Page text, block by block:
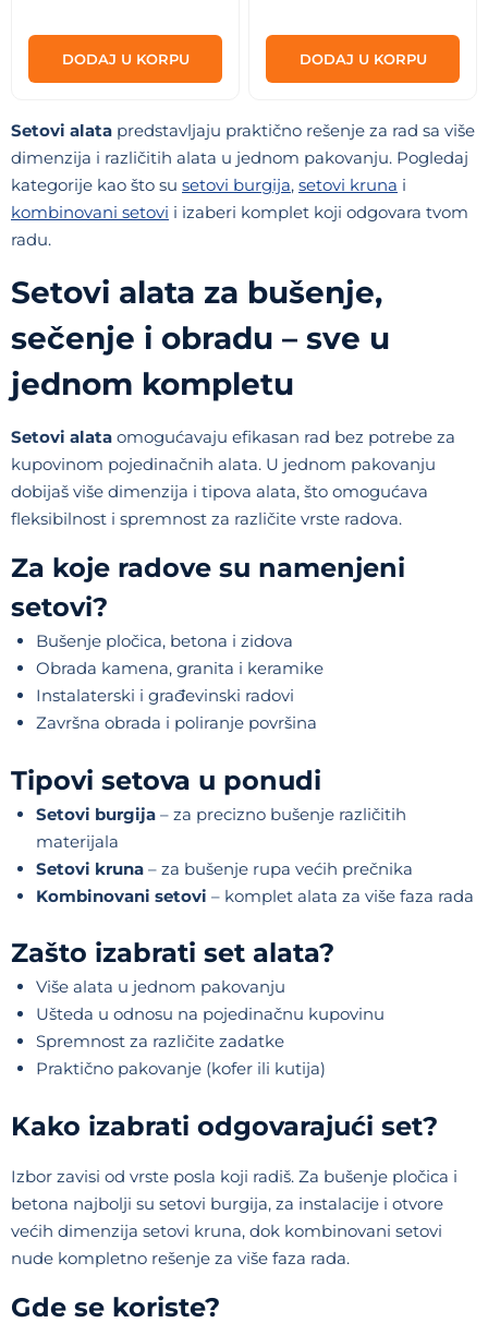
DODAJ U KORPU DODAJ U KORPU
Setovi alata predstavljaju praktično rešenje za rad sa više
dimenzija i različitih alata u jednom pakovanju. Pogledaj
kategorije kao što su setovi burgija, setovi kruna i
kombinovani setovi i izaberi komplet koji odgovara tvom
radu.
Setovi alata za bušenje,
sečenje i obradu – sve u
jednom kompletu
Setovi alata omogućavaju efikasan rad bez potrebe za
kupovinom pojedinačnih alata. U jednom pakovanju
dobijaš više dimenzija i tipova alata, što omogućava
fleksibilnost i spremnost za različite vrste radova.
Za koje radove su namenjeni
setovi?
Bušenje pločica, betona i zidova
Obrada kamena, granita i keramike
Instalaterski i građevinski radovi
Završna obrada i poliranje površina
Tipovi setova u ponudi
Setovi burgija– za precizno bušenje različitih
materijala
Setovi kruna– za bušenje rupa većih prečnika
Kombinovani setovi – komplet alata za više faza rada
Zašto izabrati set alata?
Više alata u jednom pakovanju
Ušteda u odnosu na pojedinačnu kupovinu
Spremnost za različite zadatke
Praktično pakovanje (kofer ili kutija)
Kako izabrati odgovarajući set?
Izbor zavisi od vrste posla koji radiš. Za bušenje pločica i
betona najbolji su setovi burgija, za instalacije i otvore
većih dimenzija setovi kruna, dok kombinovani setovi
nude kompletno rešenje za više faza rada.
Gde se koriste?